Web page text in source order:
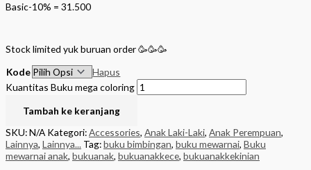
Basic-10% = 31.500
Stock limited yuk buruan order 🥳🥳🥳
Kode
Hapus
Kuantitas Buku mega coloring
Tambah ke keranjang
SKU:N/A Kategori:Accessories, Anak Laki-Laki, Anak Perempuan,
Lainnya, Lainnya... Tag:buku bimbingan, buku mewarnai, Buku
mewarnai anak, bukuanak, bukuanakkece, bukuanakkekinian